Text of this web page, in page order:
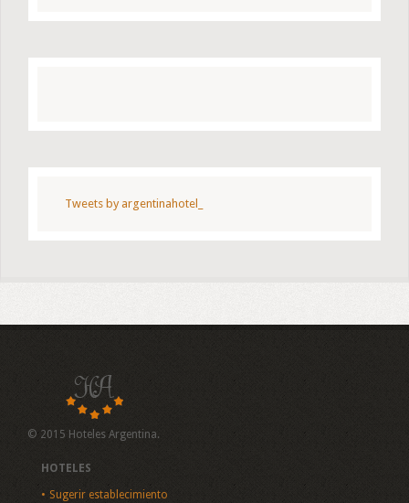
Tweets by argentinahotel_
© 2015 Hoteles Argentina.
HOTELES
Sugerir establecimiento